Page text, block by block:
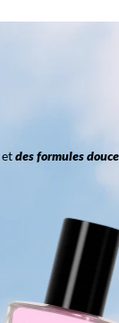
des formules